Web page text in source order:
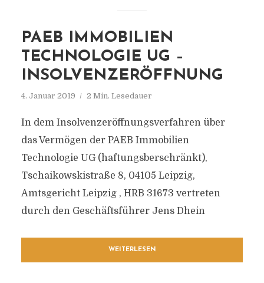
PAEB IMMOBILIEN
TECHNOLOGIE UG –
INSOLVENZERÖFFNUNG
4. Januar 2019 2 Min. Lesedauer
In dem Insolvenzeröffnungsverfahren über
das Vermögen der PAEB Immobilien
Technologie UG (haftungsberschränkt),
Tschaikowskistraße 8, 04105 Leipzig,
Amtsgericht Leipzig , HRB 31673 vertreten
durch den Geschäftsführer Jens Dhein
WEITERLESEN